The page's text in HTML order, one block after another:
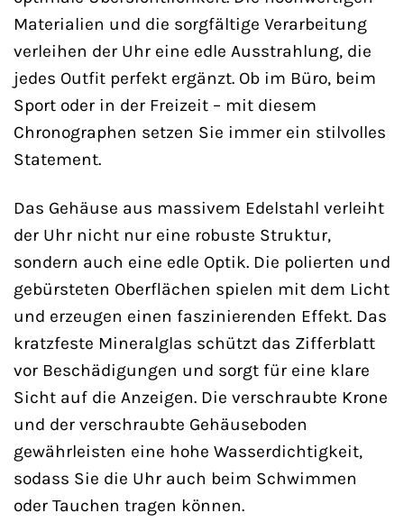
Materialien und die sorgfältige Verarbeitung
verleihen der Uhr eine edle Ausstrahlung, die
jedes Outfit perfekt ergänzt. Ob im Büro, beim
Sport oder in der Freizeit – mit diesem
Chronographen setzen Sie immer ein stilvolles
Statement.
Das Gehäuse aus massivem Edelstahl verleiht
der Uhr nicht nur eine robuste Struktur,
sondern auch eine edle Optik. Die polierten und
gebürsteten Oberflächen spielen mit dem Licht
und erzeugen einen faszinierenden Effekt. Das
kratzfeste Mineralglas schützt das Zifferblatt
vor Beschädigungen und sorgt für eine klare
Sicht auf die Anzeigen. Die verschraubte Krone
und der verschraubte Gehäuseboden
gewährleisten eine hohe Wasserdichtigkeit,
sodass Sie die Uhr auch beim Schwimmen
oder Tauchen tragen können.